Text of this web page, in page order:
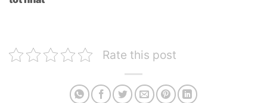
Rate this post